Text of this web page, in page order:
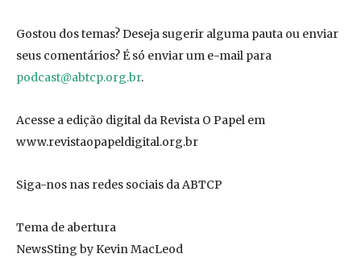
Gostou dos temas? Deseja sugerir alguma pauta ou enviar
seus comentários? É só enviar um e-mail para
podcast@abtcp.org.br.
Acesse a edição digital da Revista O Papel em
www.revistaopapeldigital.org.br
Siga-nos nas redes sociais da ABTCP
Tema de abertura
NewsSting by Kevin MacLeod